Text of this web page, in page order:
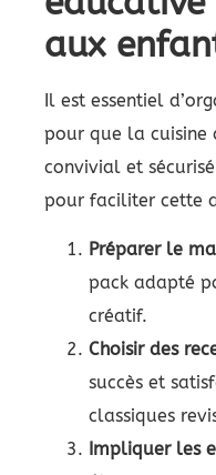
aux
Il est essentiel
pour que la cuisine
convivial et
pour faciliter cette
Préparer le
pack adapté
créatif.
Choisir des
succès et
classiques
Impliquer les